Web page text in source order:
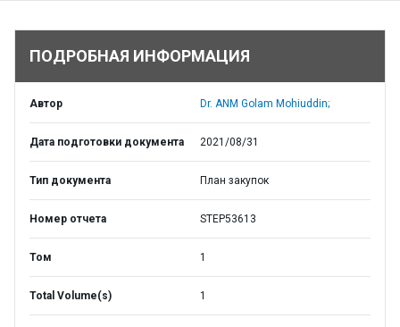
ПОДРОБНАЯ ИНФОРМАЦИЯ
Автор Dr. ANM Golam Mohiuddin;
Дата подготовки документа 2021/08/31
Тип документа План закупок
Номер отчета STEP53613
Том 1
Total Volume(s) 1